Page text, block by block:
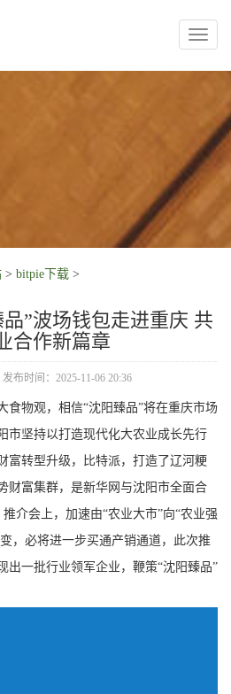
Toggle
> bitpie下载 >
品”波场钱包走进重庆 共
合作新篇章
发布时间：2025-11-06 20:36
食物观，相信“沈阳臻品”将在重庆市场
市坚持以打造现代化大农业成长先行
富转型升级，比特派，打造了辽河粳
财富集群，是新华网与沈阳市全面合
介会上，加速由“农业大市”向“农业强
，必将进一步买通产销通道，此次推
出一批行业领军企业，鞭策“沈阳臻品”